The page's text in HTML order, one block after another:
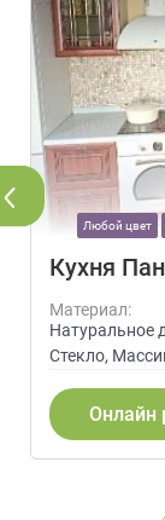
Любой цвет
Кухня
Материал:
Натуральное
Стекло,
Онлайн